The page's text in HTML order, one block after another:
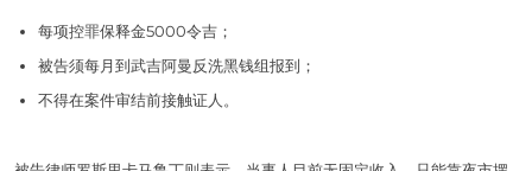
每项控罪保释金5000令吉；
被告须每月到武吉阿曼反洗黑钱组报到；
不得在案件审结前接触证人。